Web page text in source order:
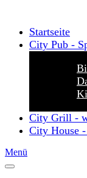
Startseite
City Pub -
City Grill -
City House
Menü